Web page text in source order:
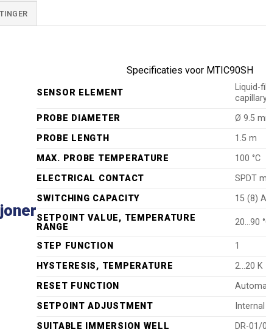
Specificaties voor MTIC90SH
SENSOR ELEMENT
Liquid-
PROBE DIAMETER
Ø 9.5
PROBE LENGTH
1.5 m
MAX. PROBE TEMPERATURE
100 °C
ELECTRICAL CONTACT
SPDT
SWITCHING CAPACITY
15 (8)
SETPOINT VALUE, TEMPERATURE
RANGE
20…90
STEP FUNCTION
1
HYSTERESIS, TEMPERATURE
2…20 K
RESET FUNCTION
SETPOINT ADJUSTMENT
Internal
SUITABLE IMMERSION WELL
DR-01/